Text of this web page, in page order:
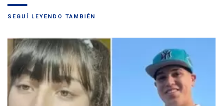
SEGUÍ LEYENDO TAMBIÉN